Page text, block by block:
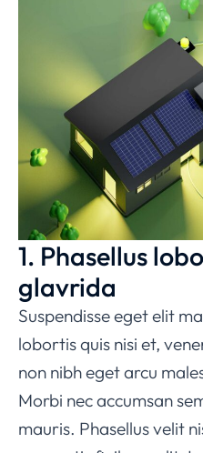
1. Phasellus
glavrida
Suspendisse eget elit
lobortis quis nisi et,
non nibh eget arcu
Morbi nec accumsan
mauris. Phasellus velit